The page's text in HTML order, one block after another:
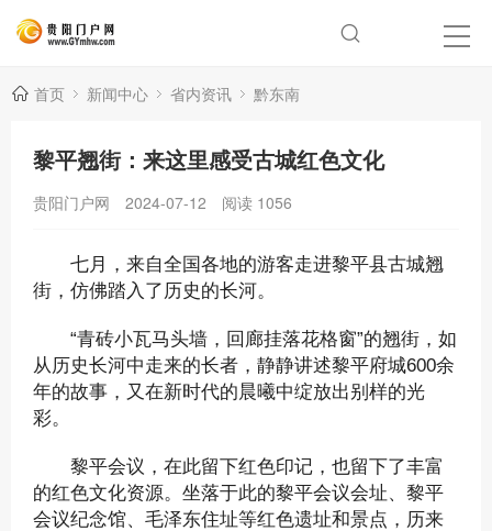
首页 新闻中心 省内资讯 黔东南
黎平翘街：来这里感受古城红色文化
贵阳门户网 2024-07-12 阅读 1056
七月，来自全国各地的游客走进黎平县古城翘
街，仿佛踏入了历史的长河。
“青砖小瓦马头墙，回廊挂落花格窗”的翘街，如
从历史长河中走来的长者，静静讲述黎平府城600余
年的故事，又在新时代的晨曦中绽放出别样的光
彩。
黎平会议，在此留下红色印记，也留下了丰富
的红色文化资源。坐落于此的黎平会议会址、黎平
会议纪念馆、毛泽东住址等红色遗址和景点，历来